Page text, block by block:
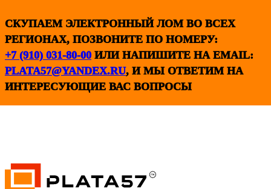
СКУПАЕМ ЭЛЕКТРОННЫЙ ЛОМ ВО ВСЕХ
РЕГИОНАХ, ПОЗВОНИТЕ ПО НОМЕРУ:
+7 (910) 031-80-00 ИЛИ НАПИШИТЕ НА EMAIL:
PLATA57@YANDEX.RU, И МЫ ОТВЕТИМ НА
ИНТЕРЕСУЮЩИЕ ВАС ВОПРОСЫ